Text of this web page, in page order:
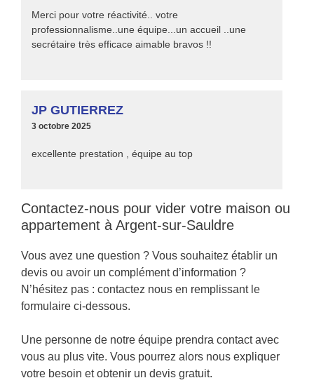
Merci pour votre réactivité.. votre
professionnalisme..une équipe...un accueil ..une
secrétaire très efficace aimable bravos !!
JP GUTIERREZ
3 octobre 2025
excellente prestation , équipe au top
Contactez-nous pour vider votre maison ou
appartement à Argent-sur-Sauldre
Vous avez une question ? Vous souhaitez établir un
devis ou avoir un complément d’information ?
N’hésitez pas : contactez nous en remplissant le
formulaire ci-dessous.
Une personne de notre équipe prendra contact avec
vous au plus vite. Vous pourrez alors nous expliquer
votre besoin et obtenir un devis gratuit.